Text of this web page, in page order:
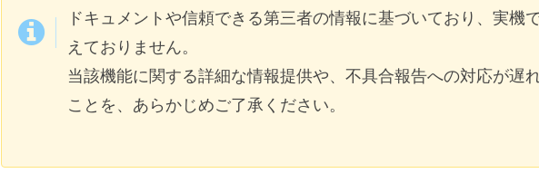
ドキュメントや信頼できる第三者の情報に基づいており、実機
えておりません。
当該機能に関する詳細な情報提供や、不具合報告への対応が遅
ことを、あらかじめご了承ください。